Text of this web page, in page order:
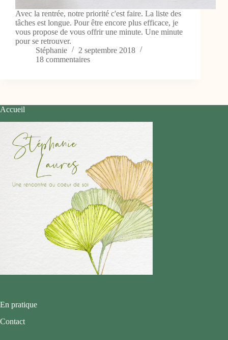
Avec la rentrée, notre priorité c'est faire. La liste des
tâches est longue. Pour être encore plus efficace, je
vous propose de vous offrir une minute. Une minute
pour se retrouver.
Stéphanie
2 septembre 2018
18 commentaires
Accueil
En pratique
Contact